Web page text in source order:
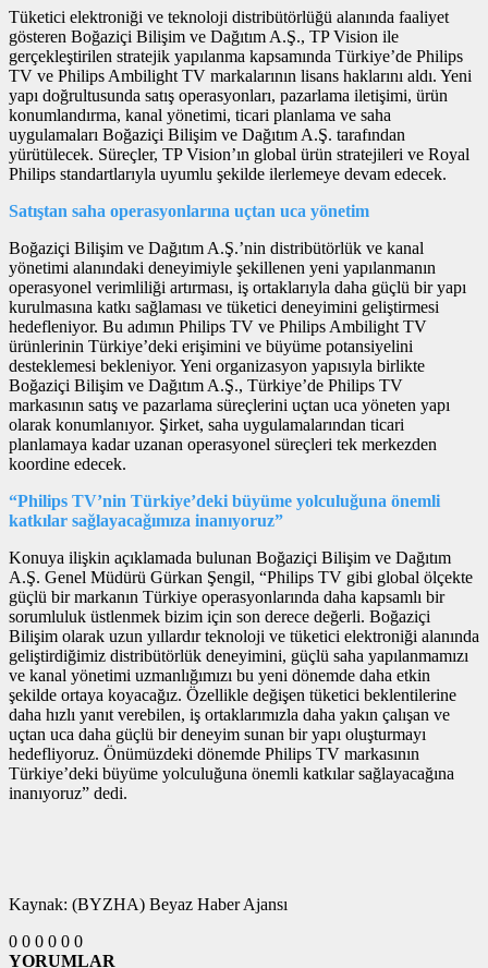
Tüketici elektroniği ve teknoloji distribütörlüğü alanında faaliyet
gösteren Boğaziçi Bilişim ve Dağıtım A.Ş., TP Vision ile
gerçekleştirilen stratejik yapılanma kapsamında Türkiye’de Philips
TV ve Philips Ambilight TV markalarının lisans haklarını aldı. Yeni
yapı doğrultusunda satış operasyonları, pazarlama iletişimi, ürün
konumlandırma, kanal yönetimi, ticari planlama ve saha
uygulamaları Boğaziçi Bilişim ve Dağıtım A.Ş. tarafından
yürütülecek. Süreçler, TP Vision’ın global ürün stratejileri ve Royal
Philips standartlarıyla uyumlu şekilde ilerlemeye devam edecek.
Satıştan saha operasyonlarına uçtan uca yönetim
Boğaziçi Bilişim ve Dağıtım A.Ş.’nin distribütörlük ve kanal
yönetimi alanındaki deneyimiyle şekillenen yeni yapılanmanın
operasyonel verimliliği artırması, iş ortaklarıyla daha güçlü bir yapı
kurulmasına katkı sağlaması ve tüketici deneyimini geliştirmesi
hedefleniyor. Bu adımın Philips TV ve Philips Ambilight TV
ürünlerinin Türkiye’deki erişimini ve büyüme potansiyelini
desteklemesi bekleniyor. Yeni organizasyon yapısıyla birlikte
Boğaziçi Bilişim ve Dağıtım A.Ş., Türkiye’de Philips TV
markasının satış ve pazarlama süreçlerini uçtan uca yöneten yapı
olarak konumlanıyor. Şirket, saha uygulamalarından ticari
planlamaya kadar uzanan operasyonel süreçleri tek merkezden
koordine edecek.
“Philips TV’nin Türkiye’deki büyüme yolculuğuna önemli
katkılar sağlayacağımıza inanıyoruz”
Konuya ilişkin açıklamada bulunan Boğaziçi Bilişim ve Dağıtım
A.Ş. Genel Müdürü Gürkan Şengil, “Philips TV gibi global ölçekte
güçlü bir markanın Türkiye operasyonlarında daha kapsamlı bir
sorumluluk üstlenmek bizim için son derece değerli. Boğaziçi
Bilişim olarak uzun yıllardır teknoloji ve tüketici elektroniği alanında
geliştirdiğimiz distribütörlük deneyimini, güçlü saha yapılanmamızı
ve kanal yönetimi uzmanlığımızı bu yeni dönemde daha etkin
şekilde ortaya koyacağız. Özellikle değişen tüketici beklentilerine
daha hızlı yanıt verebilen, iş ortaklarımızla daha yakın çalışan ve
uçtan uca daha güçlü bir deneyim sunan bir yapı oluşturmayı
hedefliyoruz. Önümüzdeki dönemde Philips TV markasının
Türkiye’deki büyüme yolculuğuna önemli katkılar sağlayacağına
inanıyoruz” dedi.
Kaynak: (BYZHA) Beyaz Haber Ajansı
0 0 0 0 0 0
YORUMLAR